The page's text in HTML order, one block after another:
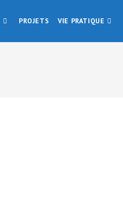
PROJETS VIE PRATIQUE